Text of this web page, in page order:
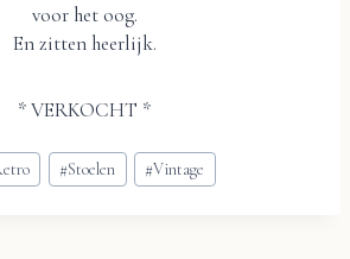
voor het oog.
En zitten heerlijk.
* VERKOCHT *
#Stoelen #Vintage